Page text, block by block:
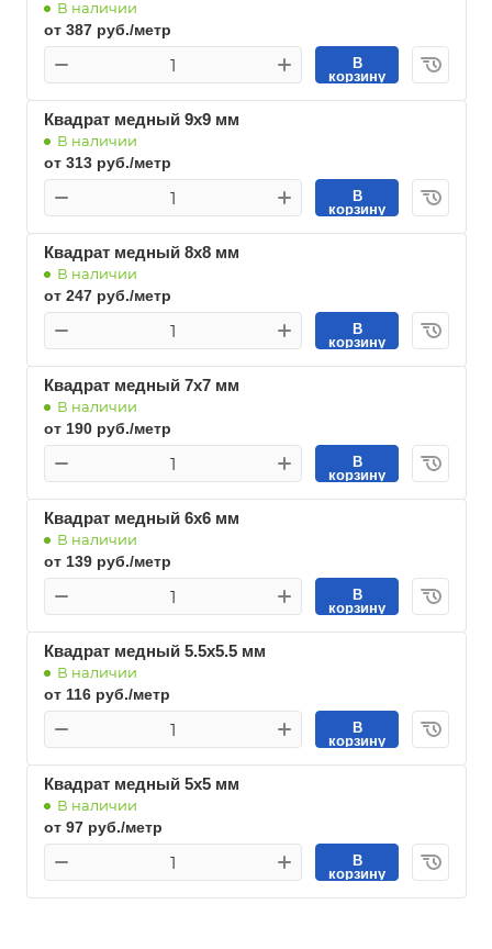
В наличии
от 387 руб./метр
В
корзину
Квадрат медный 9х9 мм
В наличии
от 313 руб./метр
В
корзину
Квадрат медный 8х8 мм
В наличии
от 247 руб./метр
В
корзину
Квадрат медный 7х7 мм
В наличии
от 190 руб./метр
В
корзину
Квадрат медный 6х6 мм
В наличии
от 139 руб./метр
В
корзину
Квадрат медный 5.5х5.5 мм
В наличии
от 116 руб./метр
В
корзину
Квадрат медный 5х5 мм
В наличии
от 97 руб./метр
В
корзину